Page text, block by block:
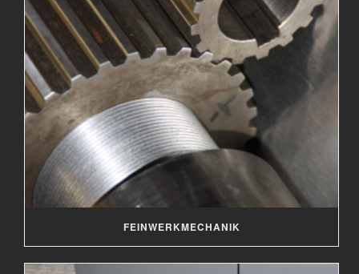
FEINWERKMECHANIK